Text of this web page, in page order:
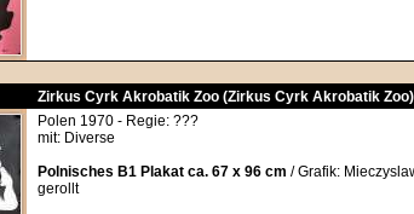
Zirkus Cyrk Akrobatik Zoo (Zirkus Cyrk Akrobatik Zoo)
Polen 1970 - Regie: ???
mit: Diverse
Polnisches B1 Plakat ca. 67 x 96 cm / Grafik:
gerollt